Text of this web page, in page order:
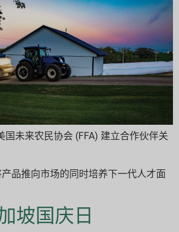
国未来农民协会 (FFA) 建立合作伙伴关
品推向市场的同时培养下一代人才面
坡国庆日